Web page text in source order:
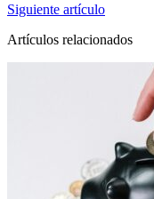
Siguiente artículo
Artículos relacionados